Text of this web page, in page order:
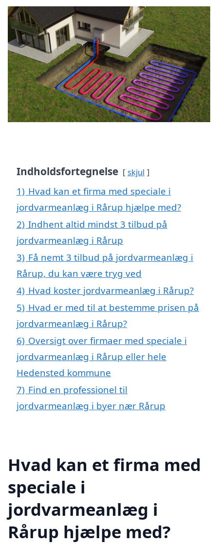
Indholdsfortegnelse skjul
1) Hvad kan et firma med speciale i
jordvarmeanlæg i Rårup hjælpe med?
2) Indhent altid mindst 3 tilbud på
jordvarmeanlæg i Rårup
3) Få nemt 3 tilbud på jordvarmeanlæg i
Rårup, du kan være tryg ved
4) Hvad koster jordvarmeanlæg i Rårup?
5) Hvad er med til at bestemme prisen på
jordvarmeanlæg i Rårup?
6) Oversigt over firmaer med speciale i
jordvarmeanlæg i Rårup eller hele
Hedensted kommune
7) Find en professionel til
jordvarmeanlæg i byer nær Rårup
Hvad kan et firma med
speciale i
jordvarmeanlæg i
Rårup hjælpe med?